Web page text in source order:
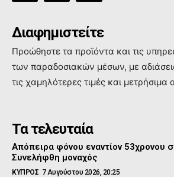
Διαφημιστείτε
Προώθηστε τα προϊόντα και τις
των παραδοσιακών μέσων, με
τις χαμηλότερες τιμές και μετρήσιμα
Τα τελευταία
Απόπειρα φόνου εναντίον 53χρονου
Συνελήφθη μοναχός
ΚΥΠΡΟΣ 7 Αυγούστου 2026, 20:25